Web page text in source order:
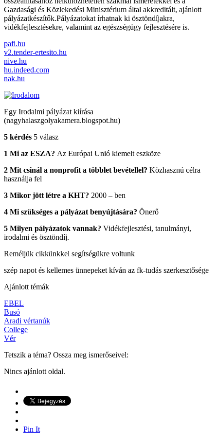
Gazdasági és Közlekedési Minisztérium által akkreditált, ajánlott
pályázatkészítők.Pályázatokat írhatnak ki ösztöndíjakra,
vidékfejlesztésekre, valamint az egészségügy fejlesztésére is.
pafi.hu
v2.tender-ertesito.hu
nive.hu
hu.indeed.com
nak.hu
Egy Irodalmi pályázat kiírása
(nagyhalaszgolyakamera.blogspot.hu)
5 kérdés 5 válasz
1 Mi az ESZA? Az Európai Unió kiemelt eszköze
2 Mit csinál a nonprofit a többlet bevétellel? Közhasznú célra
használja fel
3 Mikor jött létre a KHT? 2000 – ben
4 Mi szükséges a pályázat benyújtására? Önerő
5 Milyen pályázatok vannak? Vidékfejlesztési, tanulmányi,
irodalmi és ösztöndíj.
Reméljük cikkünkkel segítségükre voltunk
szép napot és kellemes ünnepeket kíván az fk-tudás szerkesztősége
Ajánlott témák
EBEL
Busó
Aradi vértanúk
College
Vér
Tetszik a téma? Ossza meg ismerőseivel:
Nincs ajánlott oldal.
Pin It